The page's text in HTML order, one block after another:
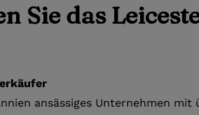
Sie das
ansässiges Unternehmen